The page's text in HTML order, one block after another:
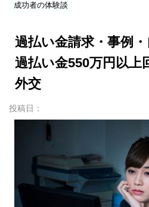
成功者の体験談
過払い金請求・事例・
過払い金550万円以
外交
投稿日：